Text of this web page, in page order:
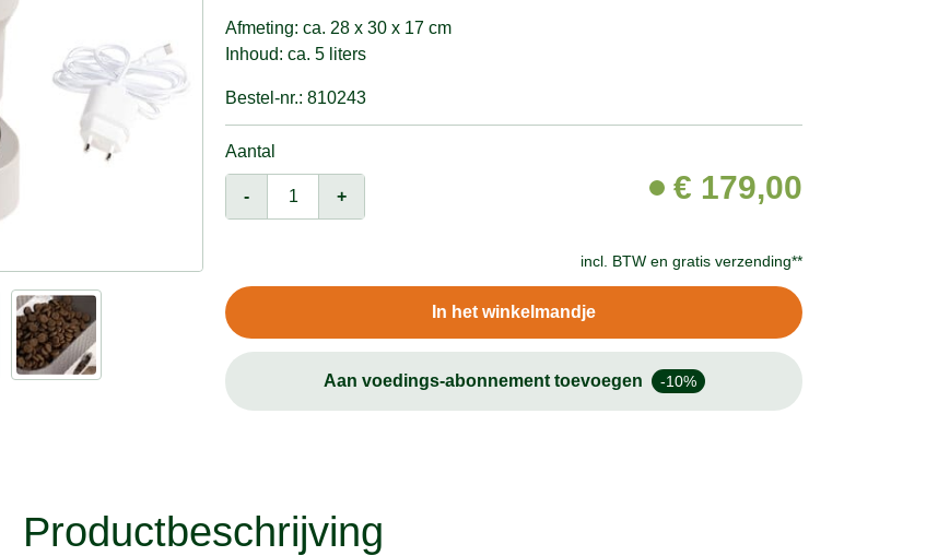
Afmeting: ca. 28 x 30 x 17 cm
Inhoud: ca. 5 liters
Bestel-nr.: 810243
Aantal
- + € 179,00
incl. BTW en gratis verzending**
In het winkelmandje
Aan voedings-abonnement toevoegen -10%
Productbeschrijving